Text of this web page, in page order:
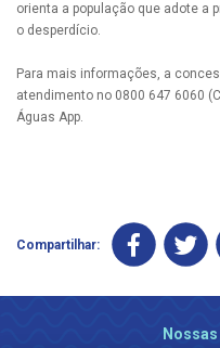
orienta a população que adote a
o desperdício.
Para mais informações, a
atendimento no 0800 647 6060
Águas App.
Compartilhar: